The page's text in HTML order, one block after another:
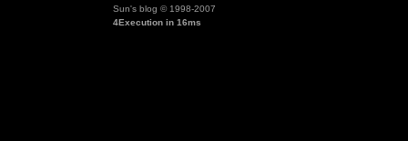
Sun's blog © 1998-2007
4Execution in 16ms